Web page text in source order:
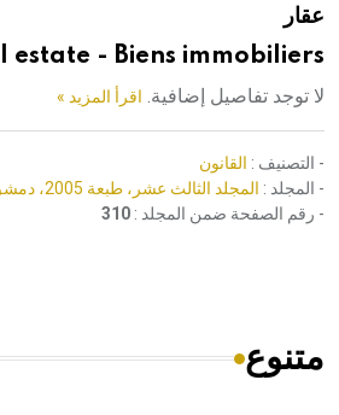
عقار
estate - Biens immobiliers
لا توجد تفاصيل إضافية. اقرأ المزيد »
- التصنيف : القانون
- المجلد : المجلد الثالث عشر، طبعة 2005، دمشق
- رقم الصفحة ضمن المجلد : 310
متنوع